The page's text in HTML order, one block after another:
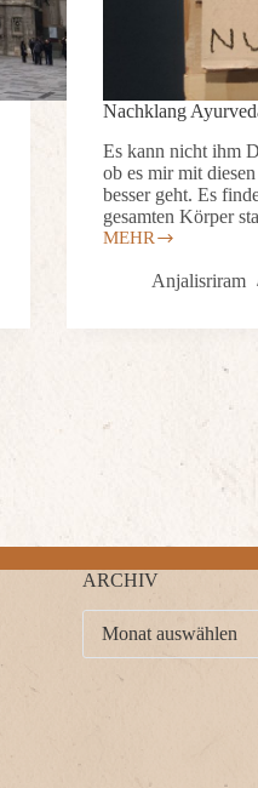
Nachklang
Es kann nicht ihm
ob es mir mit
besser geht. Es
gesamten Körper
MEHR
Anjalisriram
ARCHIV